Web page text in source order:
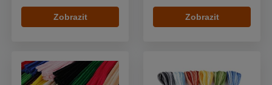
Zobrazit Zobrazit